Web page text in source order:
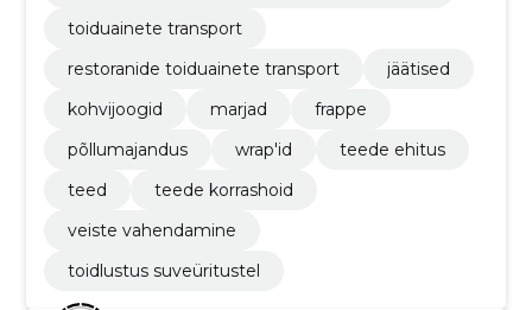
toiduainete transport
restoranide toiduainete transport
jäätised
kohvijoogid
marjad
frappe
põllumajandus
wrap'id
teede ehitus
teed
teede korrashoid
veiste vahendamine
toidlustus suveüritustel